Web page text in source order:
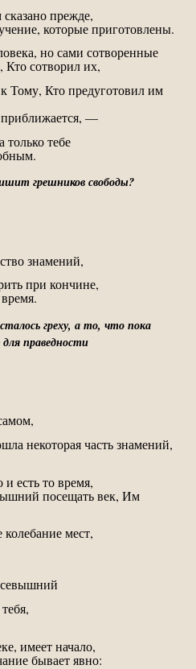
прежде,
которые приготовлены.
но сами сотворенные
Кто сотворил их,
Тому, Кто предуготовил им
—
тебе
грешников свободы?
знамений,
при кончине,
греху, а то, что пока
праведности
некоторая часть знамений,
и есть то время,
посещать век, Им
мест,
имеет начало,
бывает явно: